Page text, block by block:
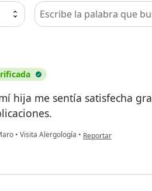
Busca en opiniones
hija me sentía satisfecha
• Visita Alergología • en opinión del
Reportar